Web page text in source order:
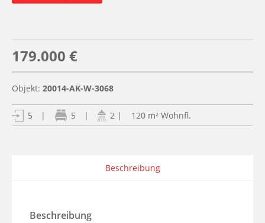
179.000 €
Objekt: 20014-AK-W-3068
5 | 5 | 2 | 120 m² Wohnfl.
Beschreibung
Beschreibung